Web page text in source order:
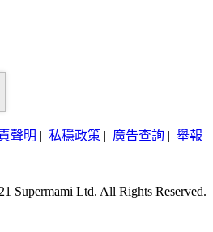
聲明 | 私穩政策 | 廣告查詢 | 舉報
Supermami Ltd. All Rights Reserved.